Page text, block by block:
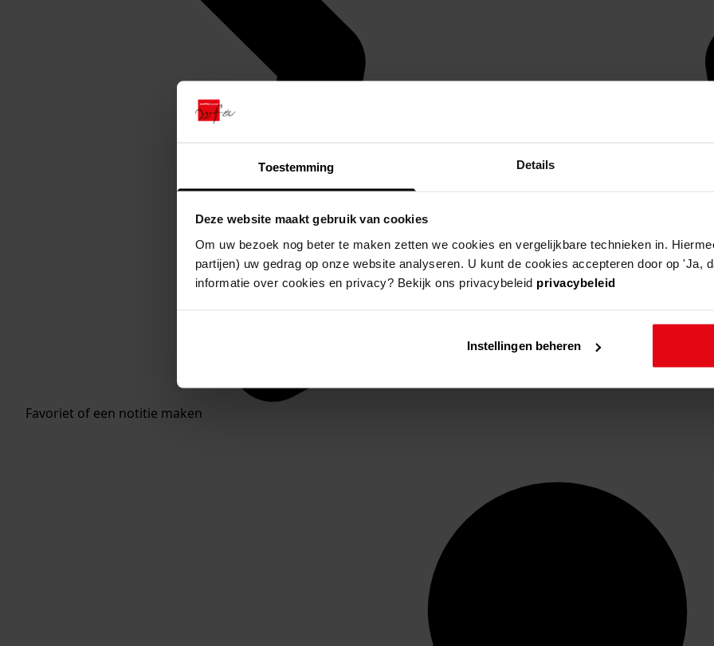
Toestemming Details
Deze website maakt gebruik van cookies
Om uw bezoek nog beter te maken zetten we cookies en vergelijkbare technieken in.
partijen) uw gedrag op onze website analyseren. U kunt de cookies accepteren door op 'Ja,
informatie over cookies en privacy? Bekijk ons privacybeleid privacybeleid
Instellingen beheren
Favoriet of een notitie maken